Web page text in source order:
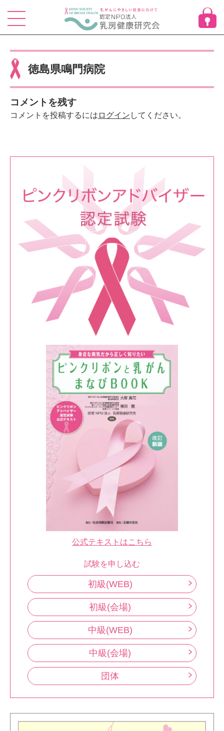
徳島県鳴門病院
コメントを残す
コメントを投稿するには ログイン してください。
公式テキストはこちら
試験を申し込む
初級(WEB)
初級(会場)
中級(WEB)
中級(会場)
団体